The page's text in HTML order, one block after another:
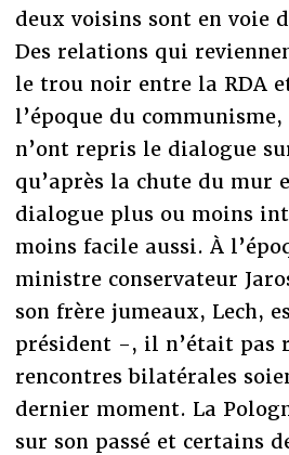
deux voisins sont en voie
Des relations qui
le trou noir entre la RDA
l’époque du
n’ont repris le dialogue
qu’après la chute du mur
dialogue plus ou moins
moins facile aussi. À
ministre conservateur
son frère jumeaux, Lech,
président -, il n’était pas
rencontres bilatérales
dernier moment. La
sur son passé et certains